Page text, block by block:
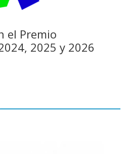
el Premio
2025 y 2026